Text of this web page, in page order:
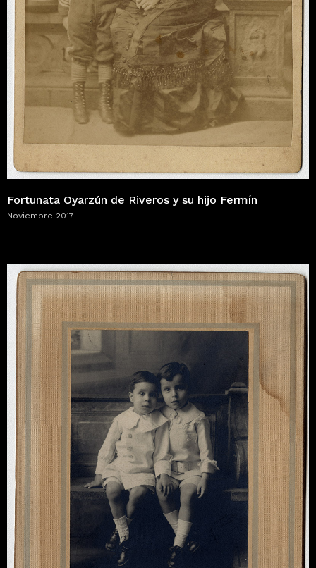
Fortunata Oyarzún de Riveros y su hijo Fermín
Noviembre 2017